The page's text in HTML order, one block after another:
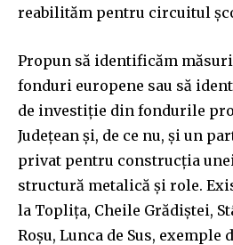
reabilităm pentru circuitul
Propun să identificăm
fonduri europene sau să
de investiție din fondurile
Județean și, de ce nu, și un
privat pentru construcția
structură metalică și role.
la Toplița, Cheile Grădiștei,
Roșu, Lunca de Sus, exemple